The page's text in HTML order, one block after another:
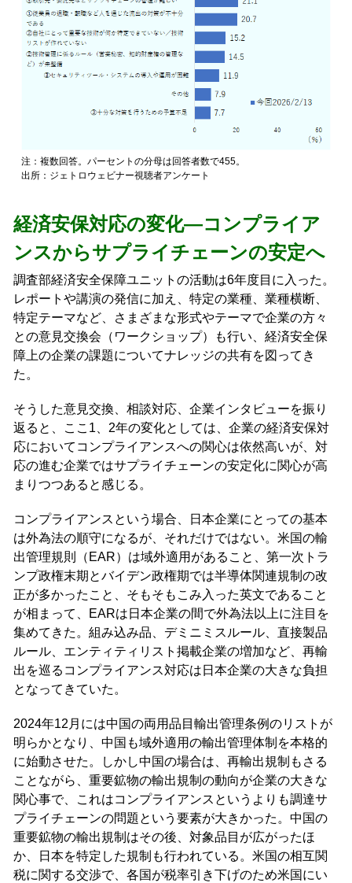
注：複数回答。パーセントの分母は回答者数で455。
出所：ジェトロウェビナー視聴者アンケート
経済安保対応の変化―コンプライア
ンスからサプライチェーンの安定へ
調査部経済安全保障ユニットの活動は6年度目に入った。
レポートや講演の発信に加え、特定の業種、業種横断、
特定テーマなど、さまざまな形式やテーマで企業の方々
との意見交換会（ワークショップ）も行い、経済安全保
障上の企業の課題についてナレッジの共有を図ってき
た。
そうした意見交換、相談対応、企業インタビューを振り
返ると、ここ1、2年の変化としては、企業の経済安保対
応においてコンプライアンスへの関心は依然高いが、対
応の進む企業ではサプライチェーンの安定化に関心が高
まりつつあると感じる。
コンプライアンスという場合、日本企業にとっての基本
は外為法の順守になるが、それだけではない。米国の輸
出管理規則（EAR）は域外適用があること、第一次トラ
ンプ政権末期とバイデン政権期では半導体関連規制の改
正が多かったこと、そもそもこみ入った英文であること
が相まって、EARは日本企業の間で外為法以上に注目を
集めてきた。組み込み品、デミニミスルール、直接製品
ルール、エンティティリスト掲載企業の増加など、再輸
出を巡るコンプライアンス対応は日本企業の大きな負担
となってきていた。
2024年12月には中国の両用品目輸出管理条例のリストが
明らかとなり、中国も域外適用の輸出管理体制を本格的
に始動させた。しかし中国の場合は、再輸出規制もさる
ことながら、重要鉱物の輸出規制の動向が企業の大きな
関心事で、これはコンプライアンスというよりも調達サ
プライチェーンの問題という要素が大きかった。中国の
重要鉱物の輸出規制はその後、対象品目が広がったほ
か、日本を特定した規制も行われている。米国の相互関
税に関する交渉で、各国が税率引き下げのため米国にい